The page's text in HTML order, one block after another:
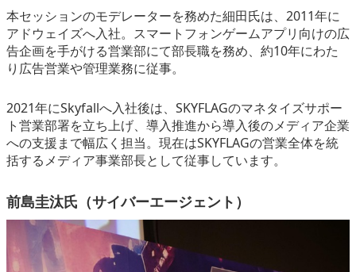
本セッションのモデレーターを務めた細田氏は、2011年に
アドウェイズへ入社。スマートフォンゲームアプリ向けの広
告企画を手がける営業部にて部長職を務め、約10年にわた
り広告営業や管理業務に従事。
2021年にSkyfallへ入社後は、SKYFLAGのマネタイズサポー
ト営業部署を立ち上げ、導入推進から導入後のメディア企業
への支援まで幅広く担当。現在はSKYFLAGの営業全体を統
括するメディア事業部長として従事しています。
前島圭汰氏（サイバーエージェント）